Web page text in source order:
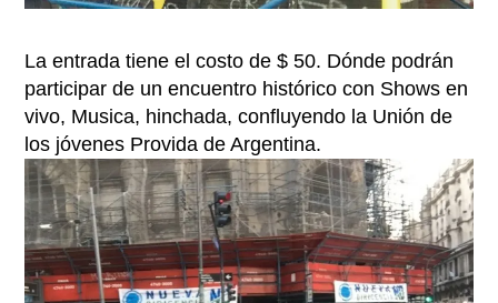
La entrada tiene el costo de $ 50. Dónde podrán
participar de un encuentro histórico con Shows en
vivo, Musica, hinchada, confluyendo la Unión de
los jóvenes Provida de Argentina.